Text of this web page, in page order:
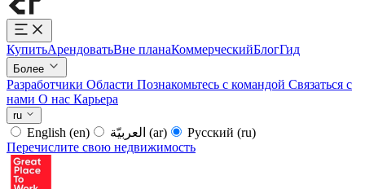
КупитьАрендоватьВне планаКоммерческийБлогГид
Более
Разработчики Области Познакомьтесь с командой Связаться с
нами О нас Карьера
ru
English (en) (ar) Русский (ru)
Перечислите свою недвижимость